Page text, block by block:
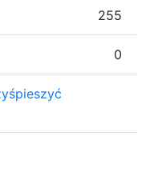
255
0